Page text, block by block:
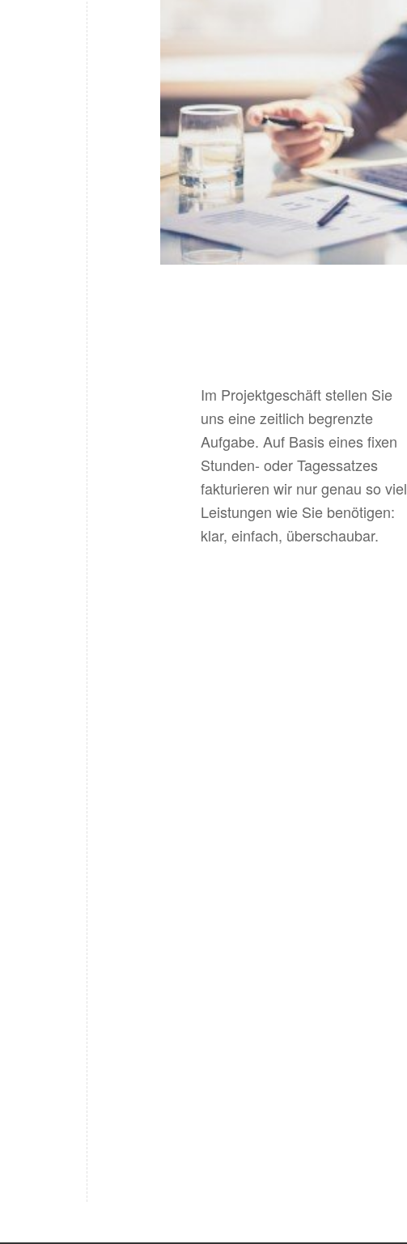
Im Projektgeschäft stellen Sie
uns eine zeitlich begrenzte
Aufgabe. Auf Basis eines fixen
Stunden- oder Tagessatzes
fakturieren wir nur genau so viel
Leistungen wie Sie benötigen:
klar, einfach, überschaubar.